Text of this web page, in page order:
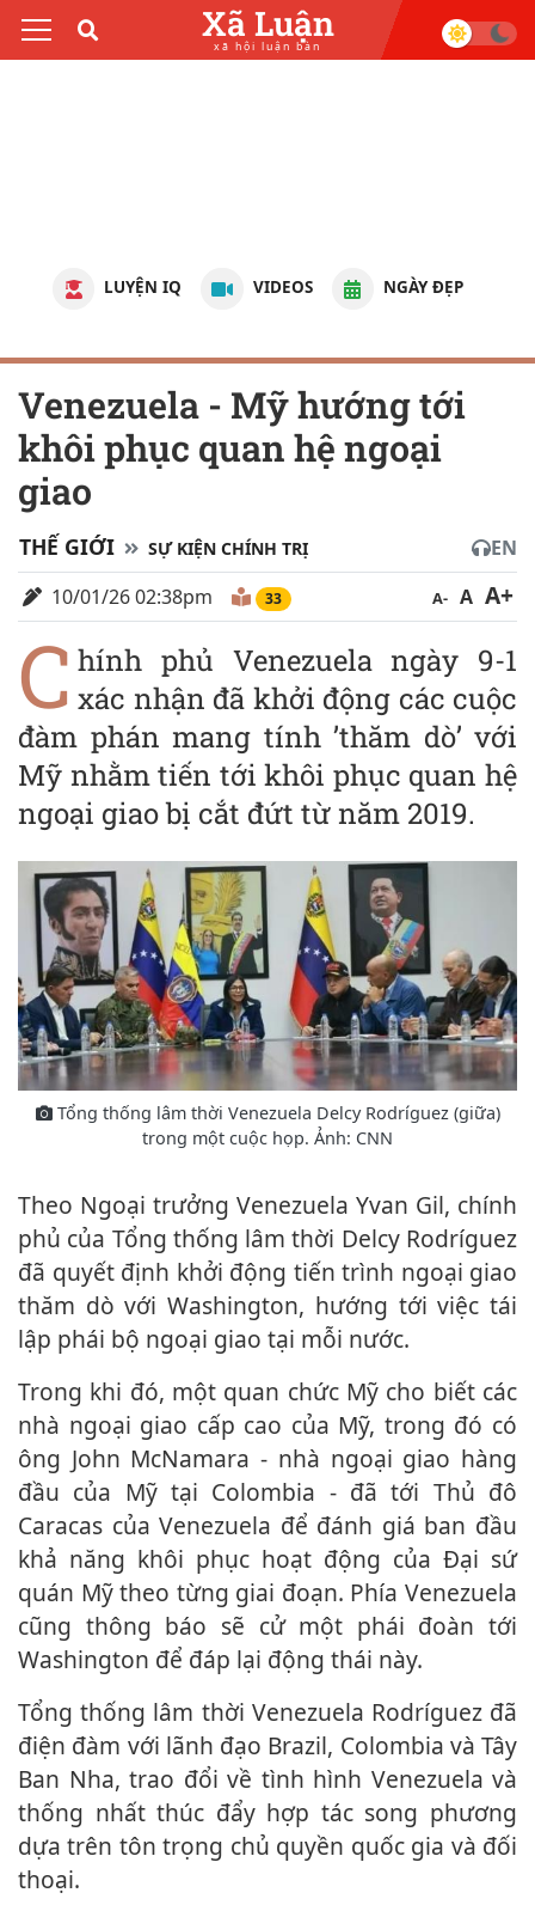
Xã Luận
xã hội luận bàn
LUYỆN IQ VIDEOS NGÀY ĐẸP
Venezuela - Mỹ hướng tới
khôi phục quan hệ ngoại
giao
THẾ GIỚI SỰ KIỆN CHÍNH TRỊ
EN
10/01/26 02:38pm
32 A- A A+
C hính phủ Venezuela ngày 9-1
xác nhận đã khởi động các cuộc
đàm phán mang tính ’thăm dò’ với
Mỹ nhằm tiến tới khôi phục quan hệ
ngoại giao bị cắt đứt từ năm 2019.
Tổng thống lâm thời Venezuela Delcy Rodríguez (giữa)
trong một cuộc họp. Ảnh: CNN
Theo Ngoại trưởng Venezuela Yvan Gil, chính
phủ của Tổng thống lâm thời Delcy Rodríguez
đã quyết định khởi động tiến trình ngoại giao
thăm dò với Washington, hướng tới việc tái
lập phái bộ ngoại giao tại mỗi nước.
Trong khi đó, một quan chức Mỹ cho biết các
nhà ngoại giao cấp cao của Mỹ, trong đó có
ông John McNamara - nhà ngoại giao hàng
đầu của Mỹ tại Colombia - đã tới Thủ đô
Caracas của Venezuela để đánh giá ban đầu
khả năng khôi phục hoạt động của Đại sứ
quán Mỹ theo từng giai đoạn. Phía Venezuela
cũng thông báo sẽ cử một phái đoàn tới
Washington để đáp lại động thái này.
Tổng thống lâm thời Venezuela Rodríguez đã
điện đàm với lãnh đạo Brazil, Colombia và Tây
Ban Nha, trao đổi về tình hình Venezuela và
thống nhất thúc đẩy hợp tác song phương
dựa trên tôn trọng chủ quyền quốc gia và đối
thoại.